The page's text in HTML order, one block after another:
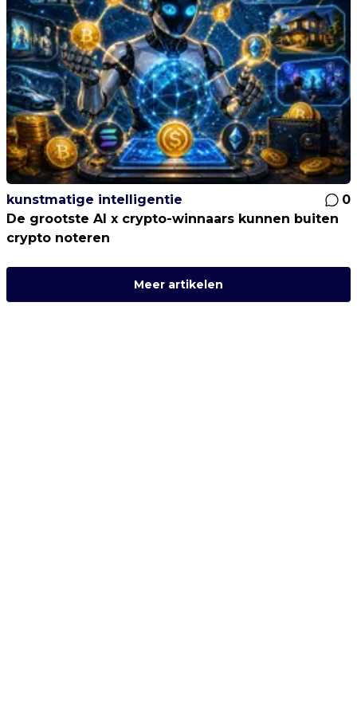
kunstmatige intelligentie
0
De grootste AI x crypto-winnaars kunnen buiten
crypto noteren
Meer artikelen